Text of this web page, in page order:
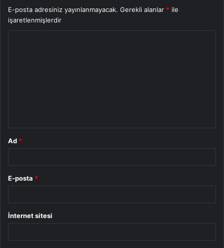
E-posta adresiniz yayınlanmayacak. Gerekli alanlar * ile
işaretlenmişlerdir
Ad *
E-posta *
İnternet sitesi